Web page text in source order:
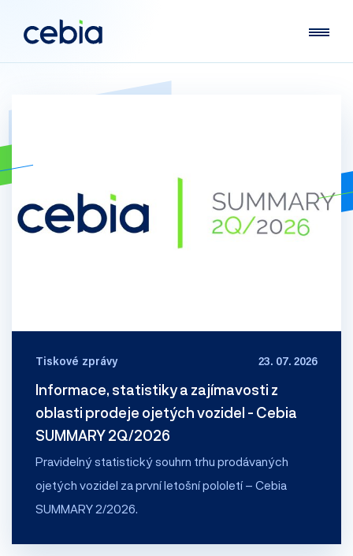
Tiskové zprávy 23. 07. 2026
Informace, statistiky a zajímavosti z
oblasti prodeje ojetých vozidel - Cebia
SUMMARY 2Q/2026
Pravidelný statistický souhrn trhu prodávaných
ojetých vozidel za první letošní pololetí – Cebia
SUMMARY 2/2026.